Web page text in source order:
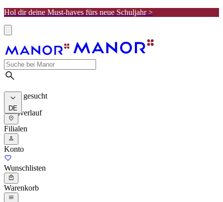
Hol dir deine Must-haves fürs neue Schuljahr >
Meist gesucht
Suchverlauf
DE
Filialen
Konto
Wunschlisten
Warenkorb